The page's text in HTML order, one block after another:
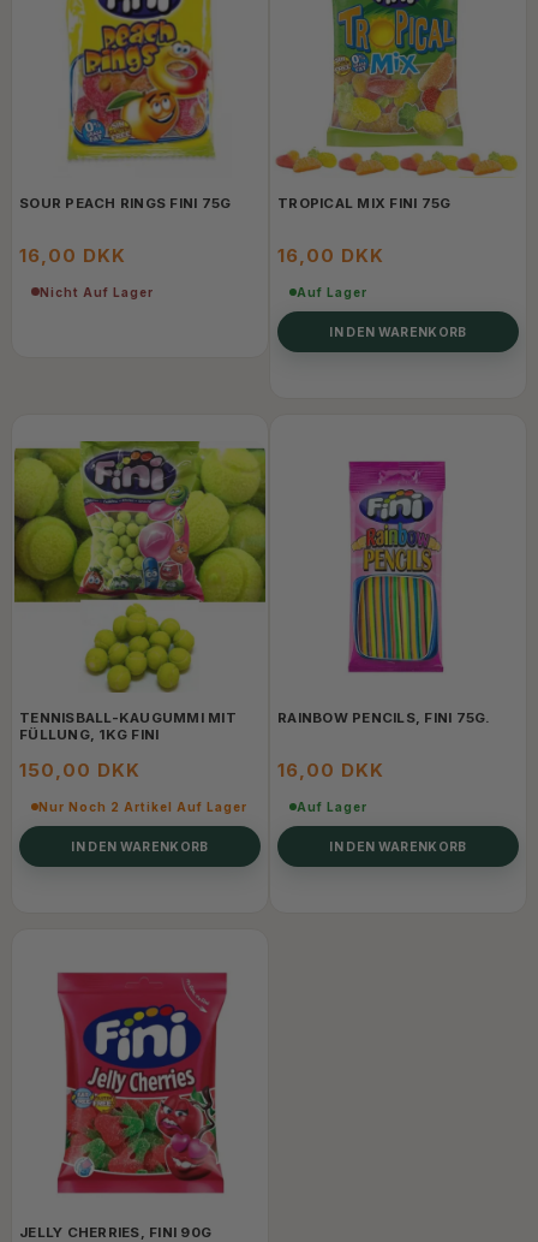
SOUR PEACH RINGS FINI 75G
16,00 DKK
Nicht Auf Lager
TROPICAL MIX FINI 75G
16,00 DKK
Auf Lager
IN DEN WARENKORB
TENNISBALL-KAUGUMMI MIT
FÜLLUNG, 1KG FINI
150,00 DKK
Nur Noch 2 Artikel Auf Lager
IN DEN WARENKORB
RAINBOW PENCILS, FINI 75G.
16,00 DKK
Auf Lager
IN DEN WARENKORB
JELLY CHERRIES, FINI 90G